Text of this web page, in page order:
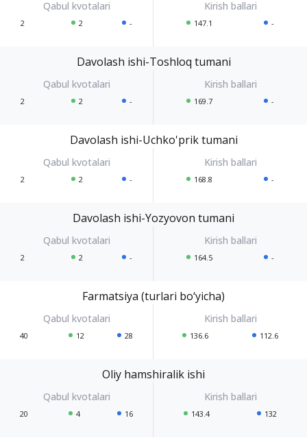
2 2 - 147.1 -
Davolash ishi-Toshloq tumani
2 2 - 169.7 -
Davolash ishi-Uchko'prik tumani
2 2 - 168.8 -
Davolash ishi-Yozyovon tumani
2 2 - 164.5 -
Farmatsiya (turlari bo‘yicha)
40 12 28 136.6 112.6
Oliy hamshiralik ishi
20 4 16 143.4 132